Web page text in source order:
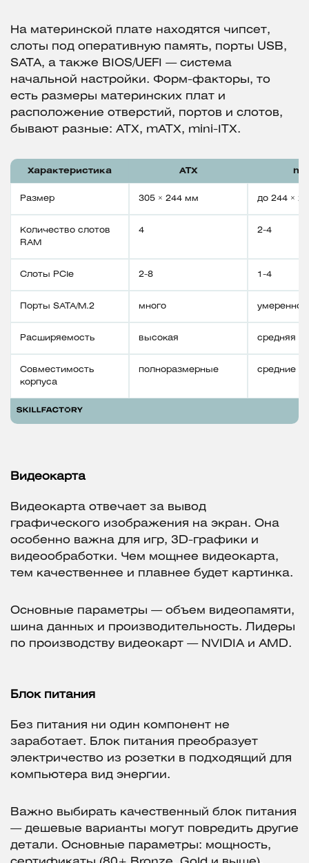
На материнской плате находятся чипсет,
слоты под оперативную память, порты USB,
SATA, а также BIOS/UEFI — система
начальной настройки. Форм-факторы, то
есть размеры материнских плат и
расположение отверстий, портов и слотов,
бывают разные: ATX, mATX, mini-ITX.
Характеристика ATX
Размер 305 × 244 мм до 244 ×
Количество слотов
RAM
4 2-4
Слоты PCIe 2-8 1-4
Порты SATA/M.2 много умеренно
Расширяемость высокая средняя
Совместимость
корпуса
полноразмерные средние
Видеокарта
Видеокарта отвечает за вывод
графического изображения на экран. Она
особенно важна для игр, 3D-графики и
видеообработки. Чем мощнее видеокарта,
тем качественнее и плавнее будет картинка.
Основные параметры — объем видеопамяти,
шина данных и производительность. Лидеры
по производству видеокарт — NVIDIA и AMD.
Блок питания
Без питания ни один компонент не
заработает. Блок питания преобразует
электричество из розетки в подходящий для
компьютера вид энергии.
Важно выбирать качественный блок питания
— дешевые варианты могут повредить другие
детали. Основные параметры: мощность,